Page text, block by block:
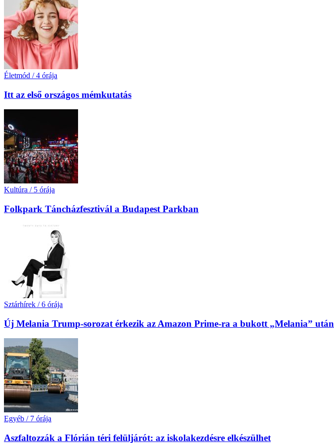
Életmód / 4 órája
Itt az első országos mémkutatás
Kultúra / 5 órája
Folkpark Táncházfesztivál a Budapest Parkban
Sztárhírek / 6 órája
Új Melania Trump-sorozat érkezik az Amazon Prime-ra a bukott „Melania” után
Egyéb / 7 órája
Aszfaltozzák a Flórián téri felüljárót: az iskolakezdésre elkészülhet